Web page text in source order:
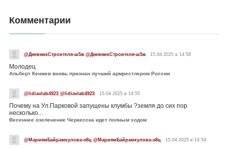
Комментарии
@ДневникСтроителя-ш5ж @ДневникСтроителя-ш5ж 15.04.2025 в 14:56
Молодец
Альберт Кенжев вновь признан лучший армрестлером России
@lidiavlab4923 @lidiavlab4923 15.04.2025 в 14:55
Почему на Ул.Парковой запущены клумбы ?земля до сих пор
несколько...
Весеннее озеленение Черкесска идет полным ходом
@МариямБайрамкулова-э8ц @МариямБайрамкулова-э8ц 15.04.2025 в 14:54